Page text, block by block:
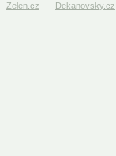
Zelen.cz Dekanovsky.cz